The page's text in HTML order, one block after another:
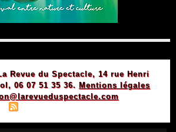
Revue du Spectacle, 14 rue Henri
06 07 51 35 36. Mentions légales